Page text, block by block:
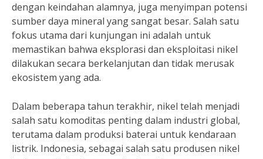
dengan keindahan alamnya, juga menyimpan potensi
sumber daya mineral yang sangat besar. Salah satu
fokus utama dari kunjungan ini adalah untuk
memastikan bahwa eksplorasi dan eksploitasi nikel
dilakukan secara berkelanjutan dan tidak merusak
ekosistem yang ada.
Dalam beberapa tahun terakhir, nikel telah menjadi
salah satu komoditas penting dalam industri global,
terutama dalam produksi baterai untuk kendaraan
listrik. Indonesia, sebagai salah satu produsen nikel